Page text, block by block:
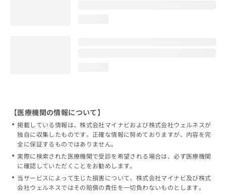
【医療機関の情報について】
掲載している情報は、株式会社マイナビおよび株式会社ウェルネスが
独自に収集したものです。正確な情報に努めておりますが、内容を完
全に保証するものではありません。
実際に検索された医療機関で受診を希望される場合は、必ず医療機関
に確認していただくことをお勧めします。
当サービスによって生じた損害について、株式会社マイナビ及び株式
会社ウェルネスではその賠償の責任を一切負わないものとします。